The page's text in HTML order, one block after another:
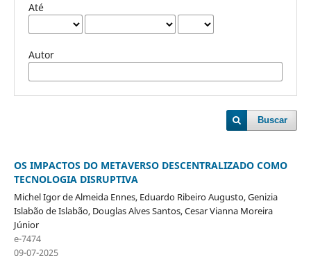
Até
Autor
Buscar
OS IMPACTOS DO METAVERSO DESCENTRALIZADO COMO
TECNOLOGIA DISRUPTIVA
Michel Igor de Almeida Ennes, Eduardo Ribeiro Augusto, Genizia
Islabão de Islabão, Douglas Alves Santos, Cesar Vianna Moreira
Júnior
e-7474
09-07-2025